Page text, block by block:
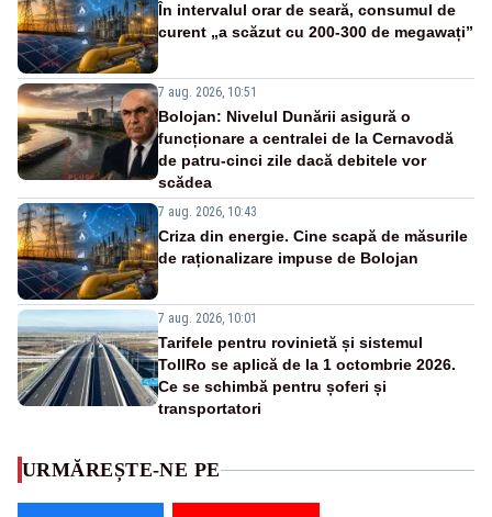
În intervalul orar de seară, consumul de
curent „a scăzut cu 200-300 de megawați”
7 aug. 2026, 10:51
Bolojan: Nivelul Dunării asigură o
funcționare a centralei de la Cernavodă
de patru-cinci zile dacă debitele vor
scădea
7 aug. 2026, 10:43
Criza din energie. Cine scapă de măsurile
de raționalizare impuse de Bolojan
7 aug. 2026, 10:01
Tarifele pentru rovinietă și sistemul
TollRo se aplică de la 1 octombrie 2026.
Ce se schimbă pentru șoferi și
transportatori
URMĂREȘTE-NE PE